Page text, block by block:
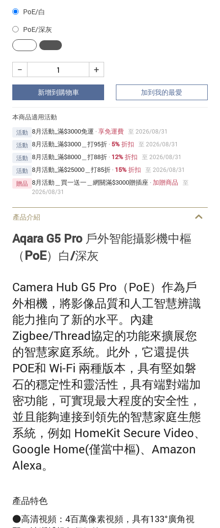
PoE/白
PoE/深灰
+
−
新增到購物車 加到我的最愛
本商品適用活動
活動 8月活動_滿$3000免運 ·享免運費
至 2026/08/31
活動 8月活動_滿$3000＿打95折 · 5% 折扣
至 2026/08/31
活動 8月活動_滿$8000＿打88折 · 12% 折扣
至 2026/08/31
活動 8月活動_滿$25000＿打85折 · 15% 折扣
至 2026/08/31
贈品 8月活動＿買一送一＿網關滿$3000贈插座 · 加贈商品
至
2026/08/31
產品介紹
Aqara G5 Pro 戶外智能攝影機中樞
（PoE） 白/深灰
Camera Hub G5 Pro（PoE）作為戶
外相機，將影像品質和人工智慧辨識
能力推向了新的水平。 內建
Zigbee/Thread協定的功能來擴展您
的智慧家庭系統。此外， 它還提供
POE和 Wi-Fi 兩種版本 ，具有堅如磐
石的穩定性和靈活性，具有端對端加
密功能，可實現最大程度的安全性，
並且能夠連接到領先的智慧家庭生態
系統，例如 HomeKit Secure Video、
Google Home(僅當中樞)、Amazon
Alexa。
產品特色
●高清視頻：4百萬像素視頻，具有133°廣角視